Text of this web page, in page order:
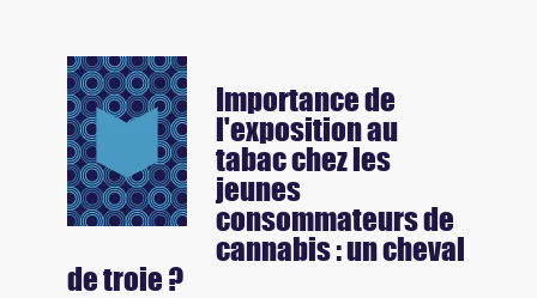
Importance de
l'exposition au
tabac chez les
jeunes
consommateurs de
cannabis : un cheval
de troie ?